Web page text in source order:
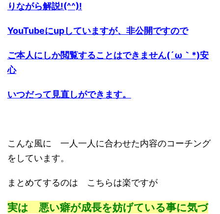
りながら解説!(^^)!
YouTubeにupしていますが、非公開ですので
ご本人にしか閲覧することはできません(´ω｀*)安
心
いつだって見直しができます。
こんな風に 一人一人に合わせた内容のコーチング
をしています。
まとめてするのは こちらは楽ですが
実は 悪い癖が成長を妨げている事に気づ